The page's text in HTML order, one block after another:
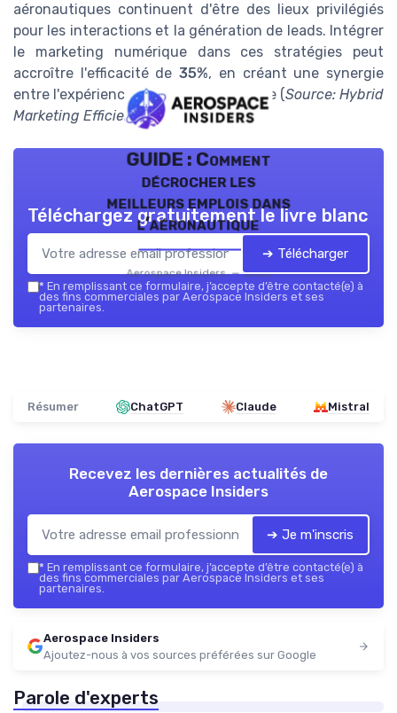
aéronautiques continuent d'être des lieux privilégiés
pour les interactions et la génération de leads. Intégrer
le marketing numérique dans ces stratégies peut
accroître l'efficacité de35%, en créant une synergie
entre l'expérience en ligne et hors ligne (Source: Hybrid
Marketing Efficiency Report, 2023).
GUIDE : Comment
décrocher les
meilleurs emplois dans
l’aéronautique
Aerospace Insiders — 2026
Téléchargez gratuitement le livre blanc
➔ Télécharger
* En remplissant ce formulaire, j’accepte d’être contacté(e) à
des fins commerciales par Aerospace Insiders et ses
partenaires.
Résumer ChatGPT Claude Mistral
Recevez les dernières actualités de
Aerospace Insiders
➔ Je m'inscris
* En remplissant ce formulaire, j’accepte d’être contacté(e) à
des fins commerciales par Aerospace Insiders et ses
partenaires.
Aerospace Insiders
Ajoutez-nous à vos sources préférées sur Google
Parole d'experts